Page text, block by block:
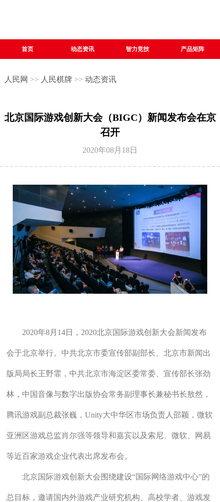
首页 动态资讯 智力竞技 产品矩阵
人民网 >> 人民棋牌>> 动态资讯
北京国际游戏创新大会（BIGC）新闻发布会在京
召开
2020年08月18日
2020年8月14日，2020北京国际游戏创新大会新闻发布
会于北京举行。中共北京市委宣传部副部长、北京市新闻出
版局局长王野霏，中共北京市海淀区委常委、宣传部长张劲
林，中国音像与数字出版协会常务副理事长兼秘书长敖然，
腾讯游戏副总裁张巍，Unity大中华区市场负责人邵颖，微软
亚洲区游戏总监肖尔强等领导和嘉宾以及索尼、微软、网易
等近百家游戏企业代表出席发布会。
北京国际游戏创新大会围绕建设“国际网络游戏中心”的
总目标，邀请国内外游戏产业研究机构、高校学者、游戏发